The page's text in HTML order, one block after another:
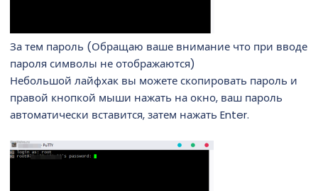
За тем пароль (Обращаю ваше внимание что при вводе
пароля символы не отображаются)
Небольшой лайфхак вы можете скопировать пароль и
правой кнопкой мыши нажать на окно, ваш пароль
автоматически вставится, затем нажать Enter.